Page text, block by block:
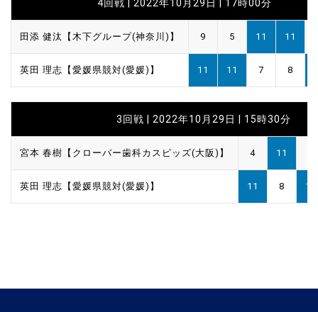
4回戦 | 2022年10月29日 | 17時00分
田添 健汰【木下グループ(神奈川)】 9 5 11 11
英田 理志【愛媛県競対(愛媛)】 11 11 7 8
3回戦 | 2022年10月29日 | 15時30分
宮本 春樹【クローバー歯科カスピッズ(大阪)】 4 11
英田 理志【愛媛県競対(愛媛)】 11 8 11